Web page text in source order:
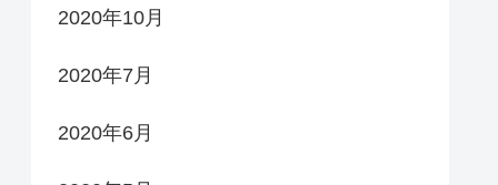
2020年10月
2020年7月
2020年6月